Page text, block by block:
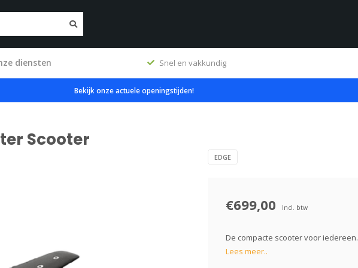
diensten Snel en vakkundig
Bekijk onze actuele openingstijden!
Scooter
EDGE
€699,00 Incl. btw
De compacte scooter voor iedereen.
Lees meer..